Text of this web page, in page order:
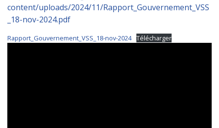
content/uploads/2024/11/Rapport_Gouvernement_VSS
_18-nov-2024.pdf
Rapport_Gouvernement_VSS_18-nov-2024 Télécharger